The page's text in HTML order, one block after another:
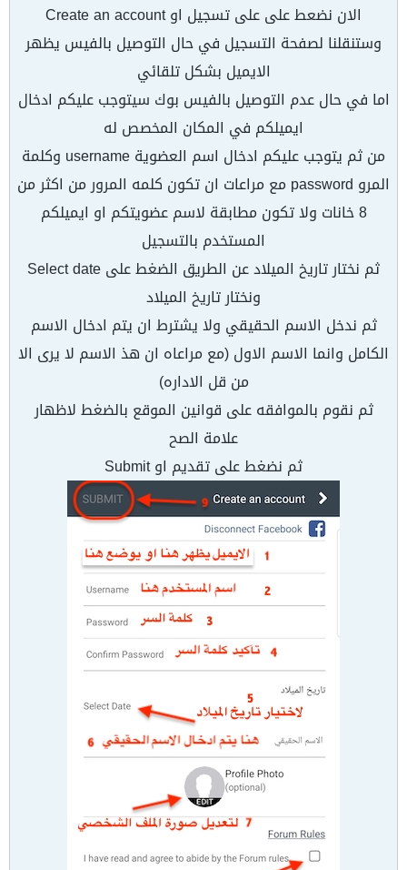
الان نضعط على على تسجيل او Create an account
وستنقلنا لصفحة التسجيل في حال التوصيل بالفيس يظهر
الايميل بشكل تلقائي
اما في حال عدم التوصيل بالفيس بوك سيتوجب عليكم ادخال
ايميلكم في المكان المخصص له
من ثم يتوجب عليكم ادخال اسم العضوية username وكلمة
المرو password مع مراعات ان تكون كلمه المرور من اكثر من
8 خانات ولا تكون مطابقة لاسم عضويتكم او ايميلكم
المستخدم بالتسجيل
ثم نختار تاريخ الميلاد عن الطريق الضغط على Select date
ونختار تاريخ الميلاد
ثم ندخل الاسم الحقيقي ولا يشترط ان يتم ادخال الاسم
الكامل وانما الاسم الاول (مع مراعاه ان هذ الاسم لا يرى الا
من قل الاداره)
ثم نقوم بالموافقه على قوانين الموقع بالضغط لاظهار
علامة الصح
ثم نضغط على تقديم او Submit